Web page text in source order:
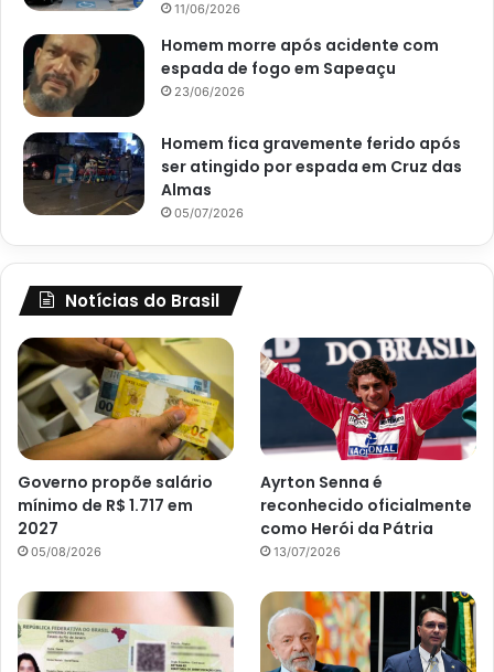
11/06/2026
Homem morre após acidente com
espada de fogo em Sapeaçu
23/06/2026
Homem fica gravemente ferido após
ser atingido por espada em Cruz das
Almas
05/07/2026
Notícias do Brasil
Governo propõe salário
mínimo de R$ 1.717 em
2027
05/08/2026
Ayrton Senna é
reconhecido oficialmente
como Herói da Pátria
13/07/2026